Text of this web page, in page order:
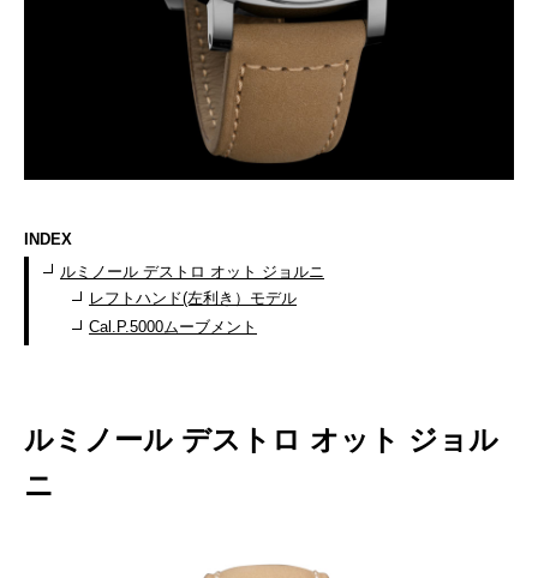
INDEX
ルミノール デストロ オット ジョルニ
レフトハンド(左利き）モデル
Cal.P.5000ムーブメント
ルミノール デストロ オット ジョル
ニ